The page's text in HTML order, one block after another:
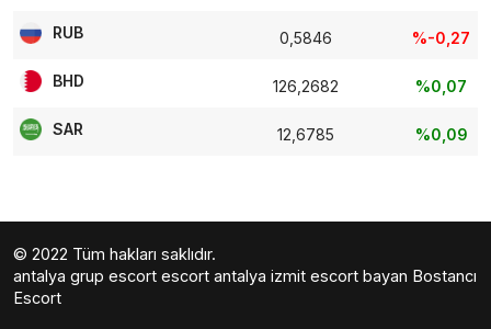
RUB 0,5846 %-0,27
BHD 126,2682 %0,07
SAR 12,6785 %0,09
© 2022 Tüm hakları saklıdır.
antalya grup escort escort antalya izmit escort bayan Bostancı
Escort